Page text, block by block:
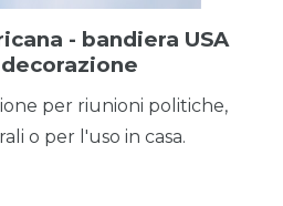
- bandiera USA
per riunioni politiche,
o per l'uso in casa.